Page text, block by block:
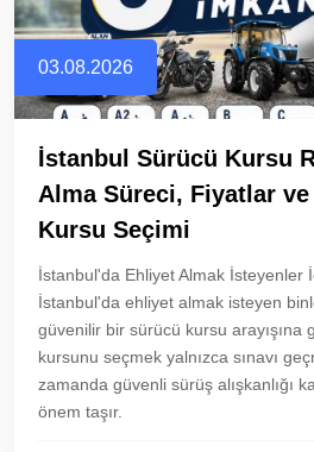
03.08.2026
İstanbul Sürücü Kursu
Alma Süreci, Fiyatlar
Kursu Seçimi
İstanbul'da Ehliyet Almak İsteyenler
İstanbul'da ehliyet almak isteyen
güvenilir bir sürücü kursu arayışına
kursunu seçmek yalnızca sınavı
zamanda güvenli sürüş alışkanlığı
önem taşır.